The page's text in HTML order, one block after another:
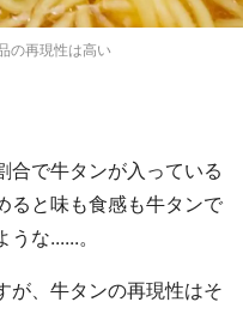
の再現性は高い
合で牛タンが入っている
ると味も食感も牛タンで
な......。
が、牛タンの再現性はそ